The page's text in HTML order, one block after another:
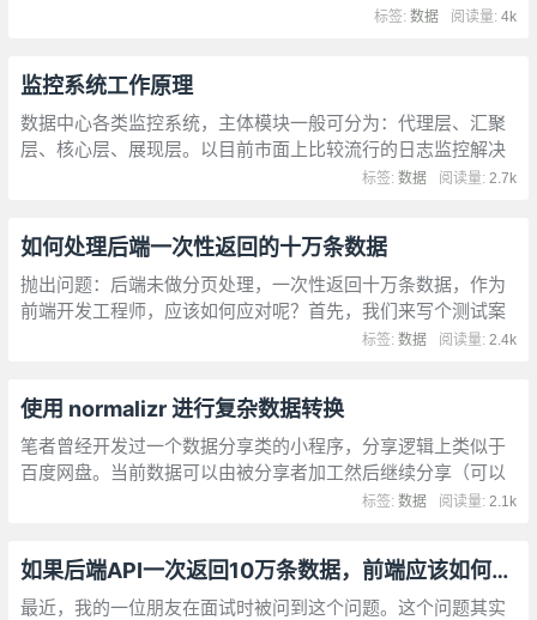
性，并且经常会因大量样板代码而使应用程序变得臃肿。阅读量:4k
标签:数据
监控系统工作原理
数据中心各类监控系统，主体模块一般可分为：代理层、汇聚
层、核心层、展现层。以目前市面上比较流行的日志监控解决
方案 ELK（Elasticsearch+Logstash+Kibana）为例，其中，
阅读量: 2.7k
标签:数据
如何处理后端一次性返回的十万条数据
抛出问题：后端未做分页处理，一次性返回十万条数据，作为
前端开发工程师，应该如何应对呢？首先，我们来写个测试案
例，模拟后端返回十万条数据，来看一下页面渲染效果。
阅读量: 2.4k
标签:数据
使用 normalizr 进行复杂数据转换
笔者曾经开发过一个数据分享类的小程序，分享逻辑上类似于
百度网盘。当前数据可以由被分享者加工然后继续分享（可以
控制数据的过期时间、是否可以加工数据以及继续分享）
阅读量: 2.1k
标签:数据
如果后端API一次返回10万条数据，前端应该如何处理？
最近，我的一位朋友在面试时被问到这个问题。这个问题其实